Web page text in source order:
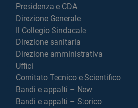
Presidenza e CDA
Direzione Generale
Il Collegio Sindacale
Direzione sanitaria
Direzione amministrativa
Uffici
Comitato Tecnico e Scientifico
Bandi e appalti – New
Bandi e appalti – Storico